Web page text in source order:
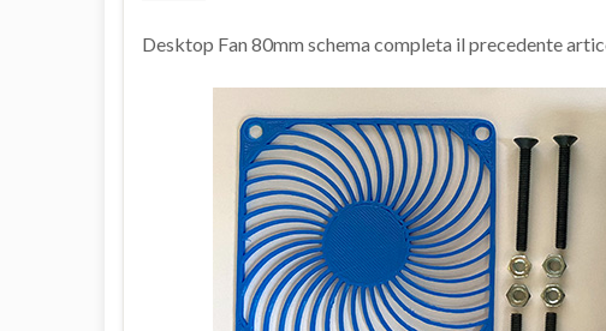
Desktop Fan 80mm schema completa il precedente